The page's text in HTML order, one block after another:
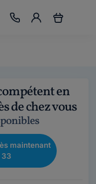
en
de chez vous
maintenant
33